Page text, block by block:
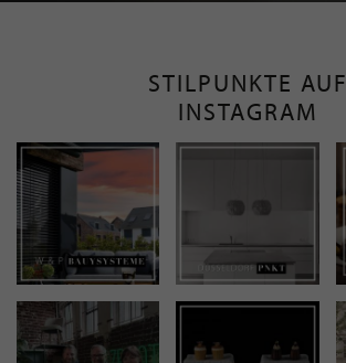
STILPUNKTE AUF
INSTAGRAM